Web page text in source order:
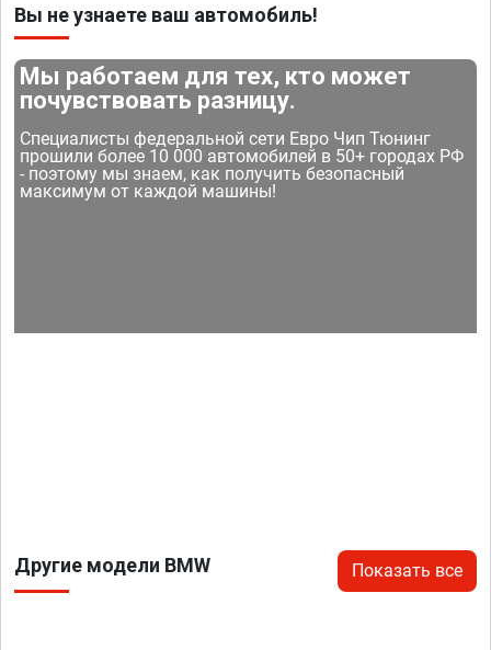
Вы не узнаете ваш автомобиль!
Мы работаем для тех, кто может
почувствовать разницу.
Специалисты федеральной сети Евро Чип Тюнинг
прошили более 10 000 автомобилей в 50+ городах РФ
- поэтому мы знаем, как получить безопасный
максимум от каждой машины!
Другие модели BMW Показать все